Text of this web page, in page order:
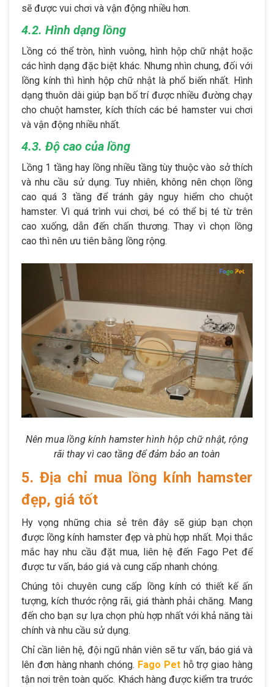
sẽ được vui chơi và vận động nhiều hơn.
4.2. Hình dạng lồng
Lồng có thể tròn, hình vuông, hình hộp chữ nhật hoặc
các hình dạng đặc biệt khác. Nhưng nhìn chung, đối với
lồng kính thì hình hộp chữ nhật là phổ biến nhất. Hình
dạng thuôn dài giúp bạn bố trí được nhiều đường chạy
cho chuột hamster, kích thích các bé hamster vui chơi
và vận động nhiều nhất.
4.3. Độ cao của lồng
Lồng 1 tầng hay lồng nhiều tầng tùy thuộc vào sở thích
và nhu cầu sử dụng. Tuy nhiên, không nên chọn lồng
cao quá 3 tầng để tránh gây nguy hiểm cho chuột
hamster. Vì quá trình vui chơi, bé có thể bị té từ trên
cao xuống, dẫn đến chấn thương. Thay vì chọn lồng
cao thì nên ưu tiên bằng lồng rộng.
Nên mua lồng kính hamster hình hộp chữ nhật, rộng
rãi thay vì cao tầng để đảm bảo an toàn
5. Địa chỉ mua lồng kính hamster
đẹp, giá tốt
Hy vọng những chia sẻ trên đây sẽ giúp bạn chọn
được lồng kính hamster đẹp và phù hợp nhất. Mọi thắc
mắc hay nhu cầu đặt mua, liên hệ đến Fago Pet để
được tư vấn, báo giá và cung cấp nhanh chóng.
Chúng tôi chuyên cung cấp lồng kính có thiết kế ấn
tượng, kích thước rộng rãi, giá thành phải chăng. Mang
đến cho bạn sự lựa chọn phù hợp nhất với khả năng tài
chính và nhu cầu sử dụng.
Chỉ cần liên hệ, đội ngũ nhân viên sẽ tư vấn, báo giá và
lên đơn hàng nhanh chóng. Fago Pethỗ trợ giao hàng
tận nơi trên toàn quốc. Khách hàng được kiểm tra trước